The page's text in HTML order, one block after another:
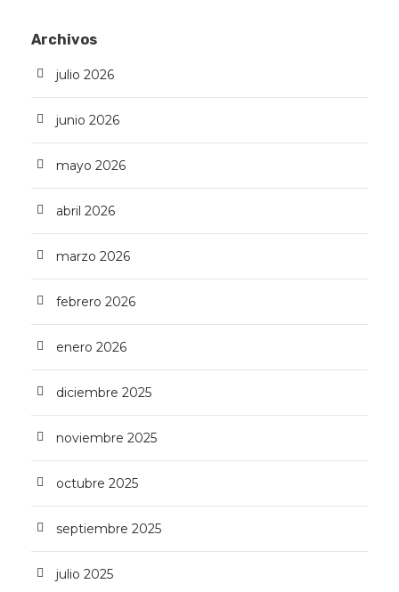
Archivos
julio 2026
junio 2026
mayo 2026
abril 2026
marzo 2026
febrero 2026
enero 2026
diciembre 2025
noviembre 2025
octubre 2025
septiembre 2025
julio 2025